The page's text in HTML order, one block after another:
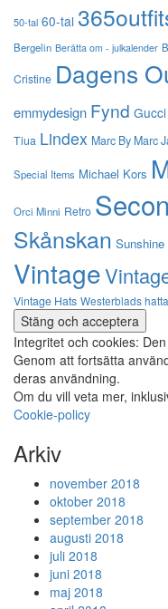
50-tal 60-tal
Bergelin Berätta om - julkalender
Cristine Dagens
emmydesign Fynd Gucci
Tiua Lindex Marc By Marc
Special Items Michael Kors
Orci Minni Retro
Skånskan Sunshine
Vintage
Vintage Hats Westerblads
Integritet och cookies:
Genom att fortsätta
deras användning.
Om du vill veta mer,
Cookie-policy
Arkiv
november 2018
oktober 2018
september 2018
augusti 2018
juli 2018
juni 2018
maj 2018